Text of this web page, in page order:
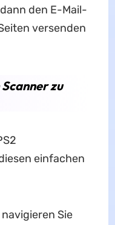
den E-Mail-
versenden
zu
einfachen
Sie